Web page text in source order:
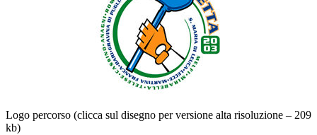
Logo percorso (clicca sul disegno per versione alta risoluzione – 209
kb)